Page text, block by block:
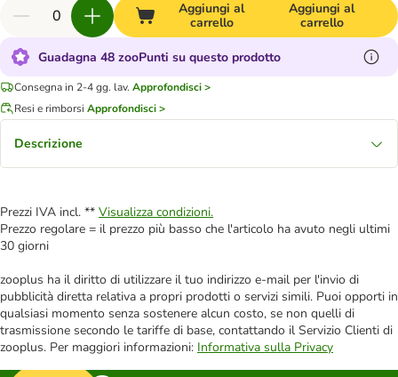
Aggiungi al
carrello
Aggiungi al
carrello
Guadagna 48 zooPunti su questo prodotto
Consegna in 2-4 gg. lav. Approfondisci >
Resi e rimborsi Approfondisci >
Descrizione
Prezzi IVA incl. ** Visualizza condizioni.
Prezzo regolare = il prezzo più basso che l'articolo ha avuto negli ultimi
30 giorni
zooplus ha il diritto di utilizzare il tuo indirizzo e-mail per l'invio di
pubblicità diretta relativa a propri prodotti o servizi simili. Puoi opporti in
qualsiasi momento senza sostenere alcun costo, se non quelli di
trasmissione secondo le tariffe di base, contattando il Servizio Clienti di
zooplus. Per maggiori informazioni: Informativa sulla Privacy